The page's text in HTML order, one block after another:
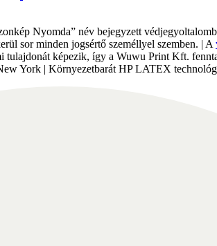
Nyomda” név bejegyzett
sor minden jogsértő személlyel szemben. | A
képezik, így a Wuwu Print Kft.
York | Környezetbarát HP LATEX